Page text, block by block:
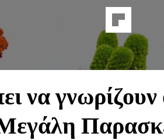
να γνωρίζουν